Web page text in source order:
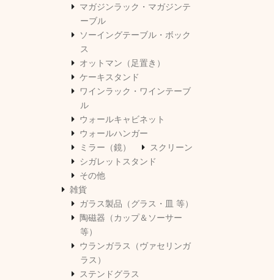
マガジンラック・マガジンテ
ーブル
ソーイングテーブル・ボック
ス
オットマン（足置き）
ケーキスタンド
ワインラック・ワインテーブ
ル
ウォールキャビネット
ウォールハンガー
ミラー（鏡）
スクリーン
シガレットスタンド
その他
雑貨
ガラス製品（グラス・皿 等）
陶磁器（カップ＆ソーサー
等）
ウランガラス（ヴァセリンガ
ラス）
ステンドグラス